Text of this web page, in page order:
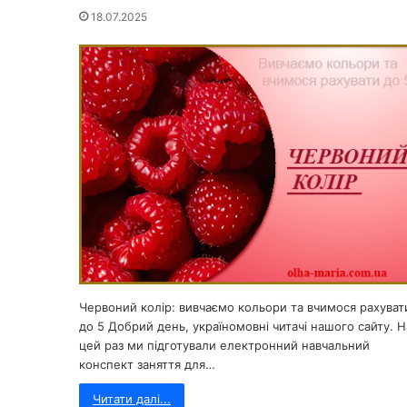
18.07.2025
Червоний колір: вивчаємо кольори та вчимося
до 5 Добрий день, україномовні читачі нашого сайту.
цей раз ми підготували електронний навчальний
конспект заняття для…
Читати далі...